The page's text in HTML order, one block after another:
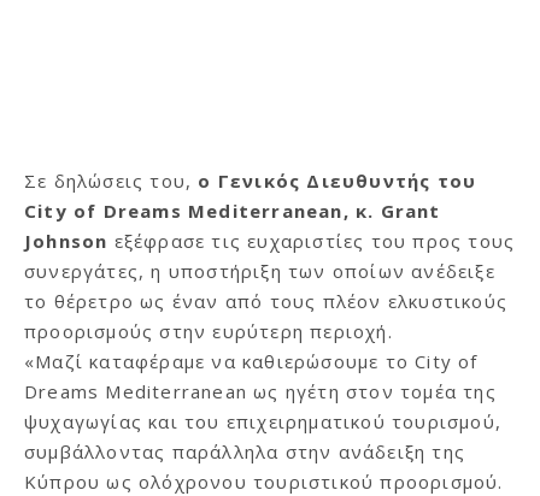
Σε δηλώσεις του, ο Γενικός Διευθυντής του
City of Dreams Mediterranean, κ. Grant
Johnson εξέφρασε τις ευχαριστίες του προς τους
συνεργάτες, η υποστήριξη των οποίων ανέδειξε
το θέρετρο ως έναν από τους πλέον ελκυστικούς
προορισμούς στην ευρύτερη περιοχή.
«Μαζί καταφέραμε να καθιερώσουμε το City of
Dreams Mediterranean ως ηγέτη στον τομέα της
ψυχαγωγίας και του επιχειρηματικού τουρισμού,
συμβάλλοντας παράλληλα στην ανάδειξη της
Κύπρου ως ολόχρονου τουριστικού προορισμού.